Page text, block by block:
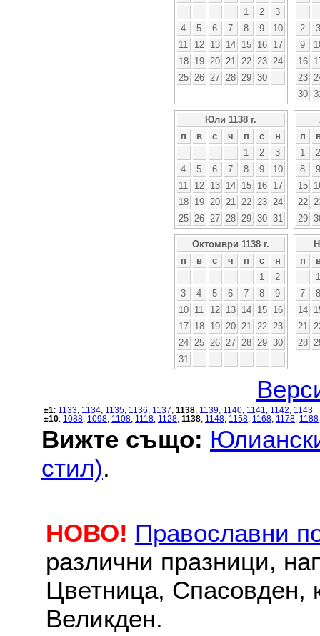
1
2
3
4
5 6 7 8 9
10
11
12 13 14 15 16
17
18
19 20 21 22 23
24
25
26 27 28 29 30
2
3
9
16
23
30
Юли 1138 г.
п
в с ч п с
н
1
2
3
4
5 6 7 8 9
10
11
12 13 14 15 16
17
18
19 20 21 22 23
24
25
26 27 28 29 30 31
п
1
2
8
9
15
22
29
Октомври 1138 г.
п
в с ч п с
н
1
2
3
4 5 6 7 8
9
10
11 12 13 14 15
16
17
18 19 20 21 22
23
24
25 26 27 28 29 30
31
п
1
7
8
14
21
28
±1: 1133 1134 1135 1136 1137 1138 1139 1140 1141 1142
1143
±10: 1088 1098 1108 1118 1128 1138 1148 1158 1168 1178 1188
Вижте също:
стил).
НОВО! Православни
различни празници,
Цветница, Спасовден,
Великден.